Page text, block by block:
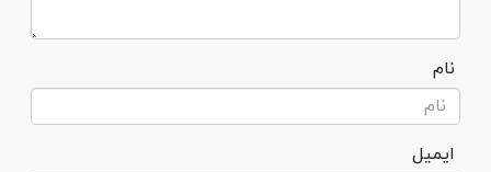
نام
ایمیل